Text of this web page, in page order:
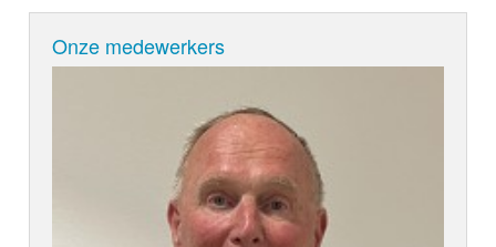
Onze medewerkers